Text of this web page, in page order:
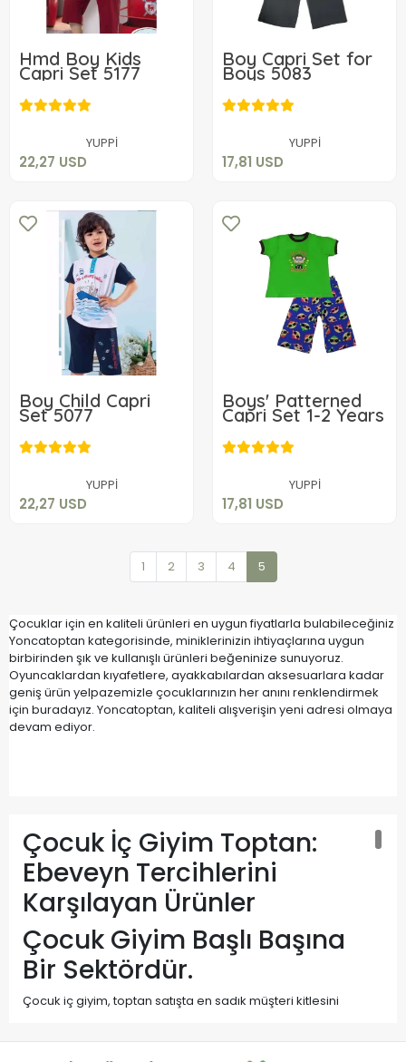
Hmd Boy Kids
Capri Set 5177
YUPPİ
22,27 USD
22,27 USD
Add to cart
Boy Capri Set for
Boys 5083
YUPPİ
17,81 USD
17,81 USD
Add to cart
Boy Child Capri
Set 5077
YUPPİ
22,27 USD
22,27 USD
Add to cart
Boys' Patterned
Capri Set 1-2 Years
YUPPİ
17,81 USD
17,81 USD
Add to cart
1 2 3 4 5
Çocuklar için en kaliteli ürünleri en uygun fiyatlarla bulabileceğiniz
Yoncatoptan kategorisinde, miniklerinizin ihtiyaçlarına uygun
birbirinden şık ve kullanışlı ürünleri beğeninize sunuyoruz.
Oyuncaklardan kıyafetlere, ayakkabılardan aksesuarlara kadar
geniş ürün yelpazemizle çocuklarınızın her anını renklendirmek
için buradayız. Yoncatoptan, kaliteli alışverişin yeni adresi olmaya
devam ediyor.
Çocuk İç Giyim Toptan:
Ebeveyn Tercihlerini
Karşılayan Ürünler
Çocuk Giyim Başlı Başına
Bir Sektördür.
Çocuk iç giyim, toptan satışta en sadık müşteri kitlesini